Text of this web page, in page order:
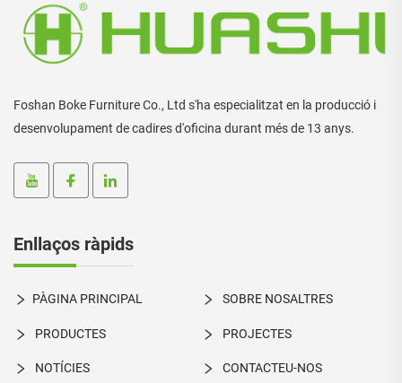
Foshan Boke Furniture Co., Ltd s'ha especialitzat en la producció i
desenvolupament de cadires d'oficina durant més de 13 anys.
Enllaços ràpids
PÀGINA PRINCIPAL SOBRE NOSALTRES
PRODUCTES PROJECTES
NOTÍCIES CONTACTEU-NOS